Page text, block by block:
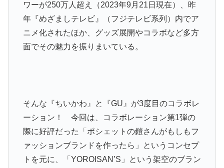
ワーが250万人超え（2023年9月21日現在）、昨
年『めざましテレビ』（フジテレビ系列）内でア
ニメ化されたほか、グッズ展開やコラボなど多方
面でその魅力を振りまいている。
そんな『ちいかわ』と『GU』が3度目のコラボレ
ーション！ 今回は、コラボレーション第1弾の
際に好評だった「ポシェットの鎧さんがもしもフ
ァッションブランドを作ったら」というコンセプ
トを元に、「YOROISAN’S」という架空のブラン